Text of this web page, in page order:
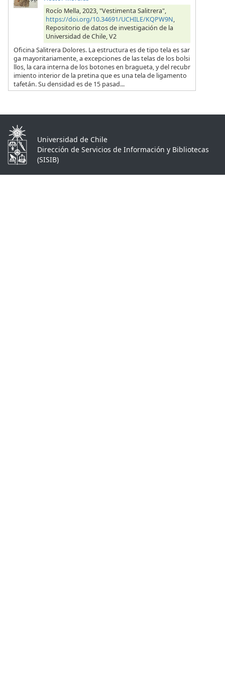
Rocío Mella, 2023, "Vestimenta Salitrera",
https://doi.org/10.34691/UCHILE/KQPW9N,
Repositorio de datos de investigación de la
Universidad de Chile, V2
Oficina Salitrera Dolores. La estructura es de tipo tela es sar
ga mayoritariamente, a excepciones de las telas de los bolsi
llos, la cara interna de los botones en bragueta, y del recubr
imiento interior de la pretina que es una tela de ligamento
tafetán. Su densidad es de 15 pasad...
Universidad de Chile
Dirección de Servicios de Información y Bibliotecas
(SISIB)